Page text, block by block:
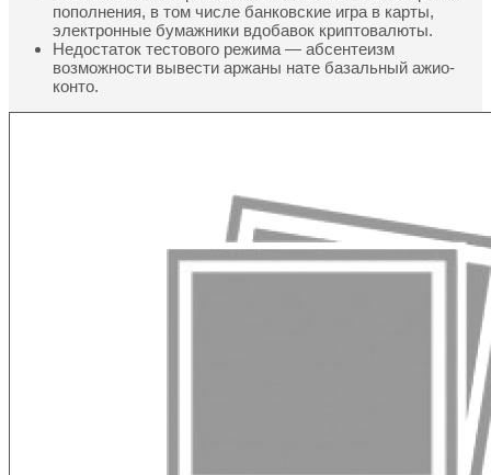
пополнения, в том числе банковские игра в карты,
электронные бумажники вдобавок криптовалюты.
Недостаток тестового режима ― абсентеизм
возможности вывести аржаны нате базальный ажио-
конто.